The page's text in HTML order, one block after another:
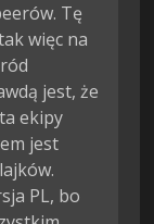
Tę
więc na
jest, że
ekipy
jest
PL, bo